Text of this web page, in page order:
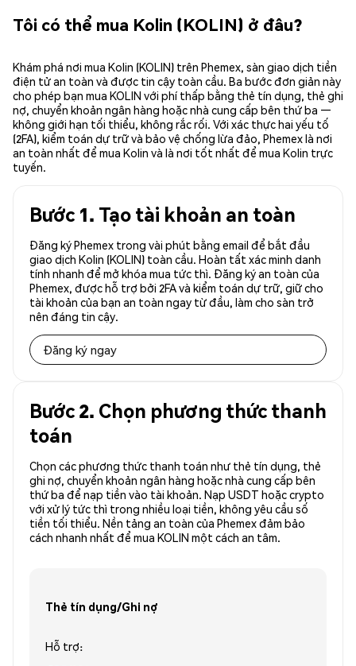
Tôi có thể mua Kolin (KOLIN) ở đâu?
Khám phá nơi mua Kolin (KOLIN) trên Phemex, sàn giao dịch tiền
điện tử an toàn và được tin cậy toàn cầu. Ba bước đơn giản này
cho phép bạn mua KOLIN với phí thấp bằng thẻ tín dụng, thẻ ghi
nợ, chuyển khoản ngân hàng hoặc nhà cung cấp bên thứ ba —
không giới hạn tối thiểu, không rắc rối. Với xác thực hai yếu tố
(2FA), kiểm toán dự trữ và bảo vệ chống lừa đảo, Phemex là nơi
an toàn nhất để mua Kolin và là nơi tốt nhất để mua Kolin trực
tuyến.
Bước 1. Tạo tài khoản an toàn
Đăng ký Phemex trong vài phút bằng email để bắt đầu
giao dịch Kolin (KOLIN) toàn cầu. Hoàn tất xác minh danh
tính nhanh để mở khóa mua tức thì. Đăng ký an toàn của
Phemex, được hỗ trợ bởi 2FA và kiểm toán dự trữ, giữ cho
tài khoản của bạn an toàn ngay từ đầu, làm cho sàn trở
nên đáng tin cậy.
Đăng ký ngay
Bước 2. Chọn phương thức thanh
toán
Chọn các phương thức thanh toán như thẻ tín dụng, thẻ
ghi nợ, chuyển khoản ngân hàng hoặc nhà cung cấp bên
thứ ba để nạp tiền vào tài khoản. Nạp USDT hoặc crypto
với xử lý tức thì trong nhiều loại tiền, không yêu cầu số
tiền tối thiểu. Nền tảng an toàn của Phemex đảm bảo
cách nhanh nhất để mua KOLIN một cách an tâm.
Thẻ tín dụng/Ghi nợ
Hỗ trợ: